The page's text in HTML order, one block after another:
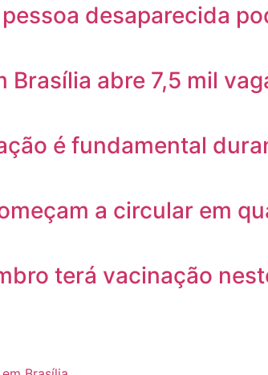
desaparecida
abre 7,5 mil
é fundamental
a circular em
terá vacinação